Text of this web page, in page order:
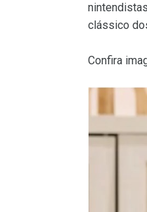
clássico
Confira